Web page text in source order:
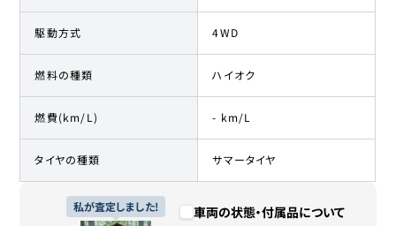
駆動方式 4WD
燃料の種類 ハイオク
燃費(km/L) - km/L
タイヤの種類 サマータイヤ
私が査定しました!
車両の状態・付属品について